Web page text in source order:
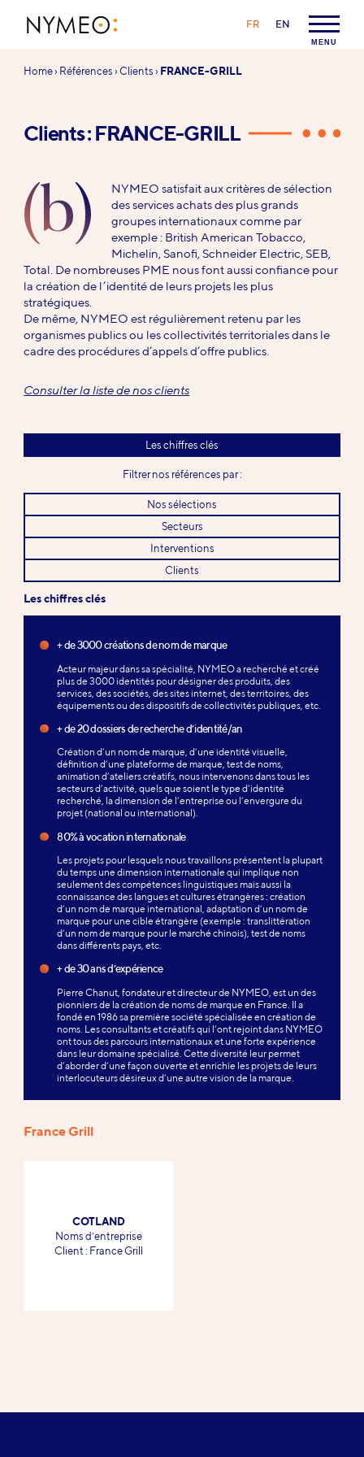
MENU
LANGAGE :
FR EN
Vous
Home› Références›Clients› FRANCE-GRILL
Clients : FRANCE-GRILL
(b)
NYMEO satisfait aux critères de sélection
des services achats des plus grands
groupes internationaux comme par
exemple : British American Tobacco,
Michelin, Sanofi, Schneider Electric, SEB,
Total. De nombreuses PME nous font aussi confiance pour
la création de l’identité de leurs projets les plus
stratégiques.
De même, NYMEO est régulièrement retenu par les
organismes publics ou les collectivités territoriales dans le
cadre des procédures d’appels d’offre publics.
Consulter la liste de nos clients
Les chiffres clés
Filtrer nos références par :
Nos sélections
Secteurs
Interventions
Clients
Les chiffres clés
+ de 3000 créations de nom de marque
Acteur majeur dans sa spécialité, NYMEO a recherché et créé
plus de 3000 identités pour désigner des produits, des
services, des sociétés, des sites internet, des territoires, des
équipements ou des dispositifs de collectivités publiques, etc.
+ de 20 dossiers de recherche d’identité/an
Création d’un nom de marque, d’une identité visuelle,
définition d’une plateforme de marque, test de noms,
animation d’ateliers créatifs, nous intervenons dans tous les
secteurs d’activité, quels que soient le type d’identité
recherché, la dimension de l’entreprise ou l’envergure du
projet (national ou international).
80% à vocation internationale
Les projets pour lesquels nous travaillons présentent la plupart
du temps une dimension internationale qui implique non
seulement des compétences linguistiques mais aussi la
connaissance des langues et cultures étrangères : création
d’un nom de marque international, adaptation d’un nom de
marque pour une cible étrangère (exemple : translittération
d’un nom de marque pour le marché chinois), test de noms
dans différents pays, etc.
+ de 30 ans d’expérience
Pierre Chanut, fondateur et directeur de NYMEO, est un des
pionniers de la création de noms de marque en France. Il a
fondé en 1986 sa première société spécialisée en création de
noms. Les consultants et créatifs qui l’ont rejoint dans NYMEO
ont tous des parcours internationaux et une forte expérience
dans leur domaine spécialisé. Cette diversité leur permet
d’aborder d’une façon ouverte et enrichie les projets de leurs
interlocuteurs désireux d’une autre vision de la marque.
Références
France Grill
COTLAND
-Noms d’entreprise
-
Client : France Grill